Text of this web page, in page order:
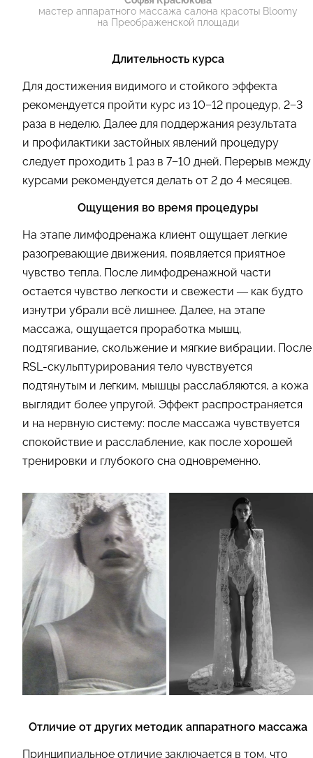
мастер аппаратного массажа салона красоты Bloomy
на Преображенской площади
Длительность курса
Для достижения видимого и стойкого эффекта
рекомендуется пройти курс из 10−12 процедур, 2−3
раза в неделю. Далее для поддержания результата
и профилактики застойных явлений процедуру
следует проходить 1 раз в 7−10 дней. Перерыв между
курсами рекомендуется делать от 2 до 4 месяцев.
Ощущения во время процедуры
На этапе лимфодренажа клиент ощущает легкие
разогревающие движения, появляется приятное
чувство тепла. После лимфодренажной части
остается чувство легкости и свежести — как будто
изнутри убрали всё лишнее. Далее, на этапе
массажа, ощущается проработка мышц,
подтягивание, скольжение и мягкие вибрации. После
RSL-скульптурирования тело чувствуется
подтянутым и легким, мышцы расслабляются, а кожа
выглядит более упругой. Эффект распространяется
и на нервную систему: после массажа чувствуется
спокойствие и расслабление, как после хорошей
тренировки и глубокого сна одновременно.
Отличие от других методик аппаратного массажа
Принципиальное отличие заключается в том, что